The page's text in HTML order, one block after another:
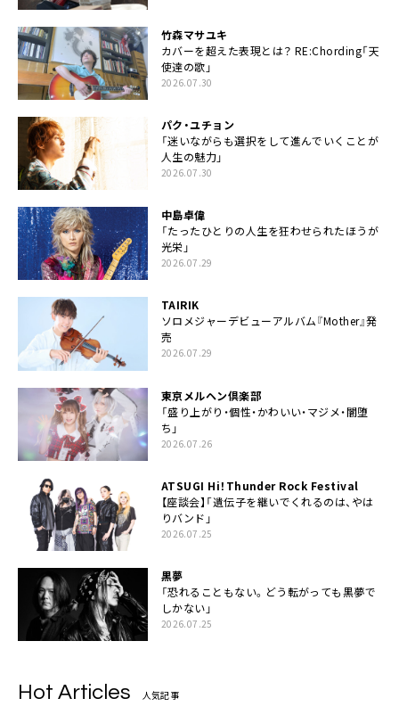
竹森マサユキ
カバーを超えた表現とは？ RE:Chording「天
使達の歌」
2026.07.30
パク・ユチョン
「迷いながらも選択をして進んでいくことが
人生の魅力」
2026.07.30
中島卓偉
「たったひとりの人生を狂わせられたほうが
光栄」
2026.07.29
TAIRIK
ソロメジャーデビューアルバム『Mother』発
売
2026.07.29
東京メルヘン倶楽部
「盛り上がり・個性・かわいい・マジメ・闇堕
ち」
2026.07.26
ATSUGI Hi！Thunder Rock Festival
【座談会】「遺伝子を継いでくれるのは、やは
りバンド」
2026.07.25
黒夢
「恐れることもない。どう転がっても黒夢で
しかない」
2026.07.25
Hot Articles 人気記事